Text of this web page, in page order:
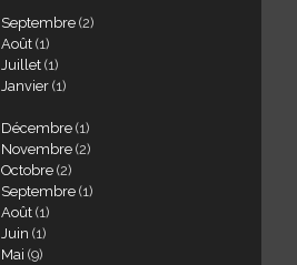
Septembre (2)
Août (1)
Juillet (1)
Janvier (1)
Décembre (1)
Novembre (2)
Octobre (2)
Septembre (1)
Août (1)
Juin (1)
Mai (9)